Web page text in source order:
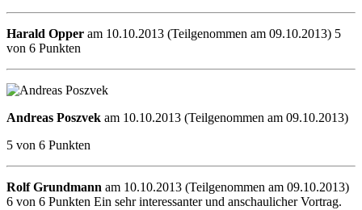
Harald Opper am 10.10.2013 (Teilgenommen am 09.10.2013) 5
von 6 Punkten
Andreas Poszvek am 10.10.2013 (Teilgenommen am 09.10.2013)
5 von 6 Punkten
Rolf Grundmann am 10.10.2013 (Teilgenommen am 09.10.2013)
6 von 6 Punkten Ein sehr interessanter und anschaulicher Vortrag.